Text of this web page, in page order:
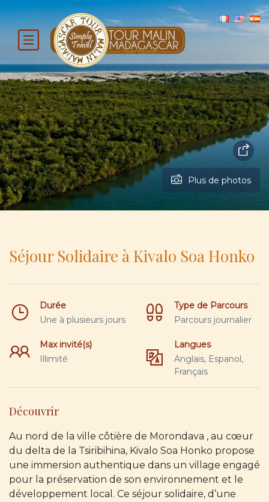
Plus de photos
Séjour Solidaire à Kivalo Soa Honko
Durée
Une à plusieurs jours
Type de Parcours
Parcours journalier
Max invité(s)
Illimité
Langues
Anglais, Espanol,
Français
Découvrir
Au nord de la ville côtière de Morondava , au cœur
du delta de la Tsiribihina, Kivalo Soa Honko propose
une immersion authentique dans un village engagé
pour la préservation de son environnement et le
développement local. Ce séjour solidaire, d’une